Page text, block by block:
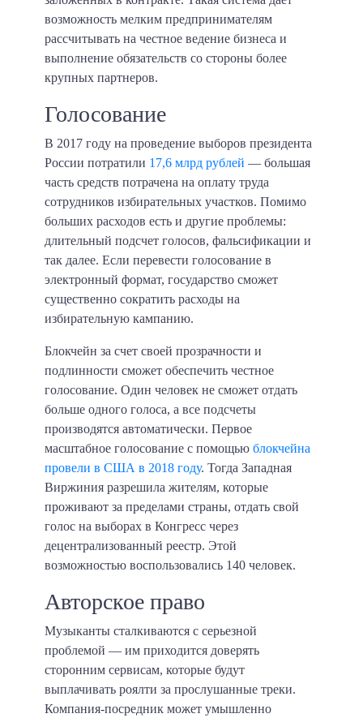
возможность мелким предпринимателям
рассчитывать на честное ведение бизнеса и
выполнение обязательств со стороны более
крупных партнеров.
Голосование
В 2017 году на проведение выборов президента
России потратили 17,6 млрд рублей — большая
часть средств потрачена на оплату труда
сотрудников избирательных участков. Помимо
больших расходов есть и другие проблемы:
длительный подсчет голосов, фальсификации и
так далее. Если перевести голосование в
электронный формат, государство сможет
существенно сократить расходы на
избирательную кампанию.
Блокчейн за счет своей прозрачности и
подлинности сможет обеспечить честное
голосование. Один человек не сможет отдать
больше одного голоса, а все подсчеты
производятся автоматически. Первое
масштабное голосование с помощью блокчейна
провели в США в 2018 году. Тогда Западная
Виржиния разрешила жителям, которые
проживают за пределами страны, отдать свой
голос на выборах в Конгресс через
децентрализованный реестр. Этой
возможностью воспользовались 140 человек.
Авторское право
Музыканты сталкиваются с серьезной
проблемой — им приходится доверять
сторонним сервисам, которые будут
выплачивать роялти за прослушанные треки.
Компания-посредник может умышленно